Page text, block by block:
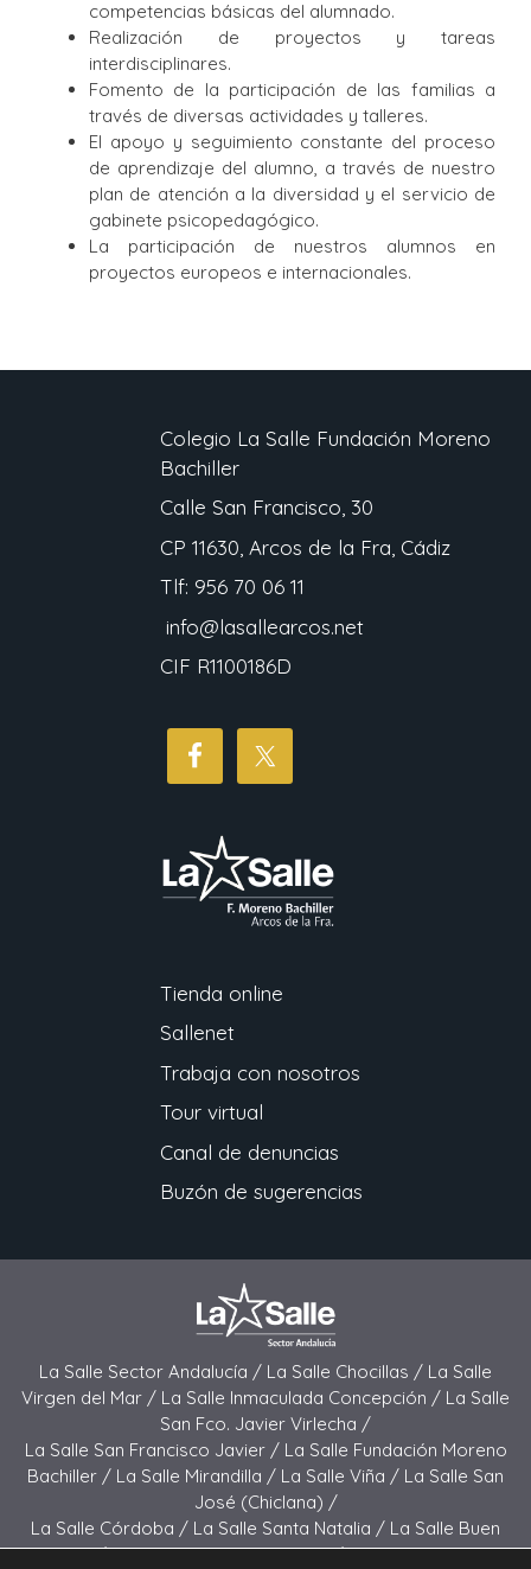
competencias básicas del alumnado.
Realización de proyectos y tareas
interdisciplinares.
Fomento de la participación de las familias a
través de diversas actividades y talleres.
El apoyo y seguimiento constante del proceso
de aprendizaje del alumno, a través de nuestro
plan de atención a la diversidad y el servicio de
gabinete psicopedagógico.
La participación de nuestros alumnos en
proyectos europeos e internacionales.
Colegio La Salle Fundación Moreno
Bachiller
Calle San Francisco, 30
CP 11630, Arcos de la Fra, Cádiz
Tlf: 956 70 06 11
info@lasallearcos.net
CIF R1100186D
Tienda online
Sallenet
Trabaja con nosotros
Tour virtual
Canal de denuncias
Buzón de sugerencias
La Salle Sector Andalucía / La Salle Chocillas / La Salle
Virgen del Mar / La Salle Inmaculada Concepción / La Salle
San Fco. Javier Virlecha /
La Salle San Francisco Javier / La Salle Fundación Moreno
Bachiller / La Salle Mirandilla / La Salle Viña / La Salle San
José (Chiclana) /
La Salle Córdoba / La Salle Santa Natalia / La Salle Buen
Pastor /La Salle Sagrado Corazón /La Salle San José